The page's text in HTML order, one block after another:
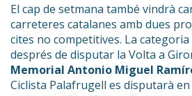
El cap de setmana també vindrà
carreteres catalanes amb dues
cites no competitives. La
després de disputar la Volta a
Memorial Antonio Miguel
Ciclista Palafrugell es disputarà